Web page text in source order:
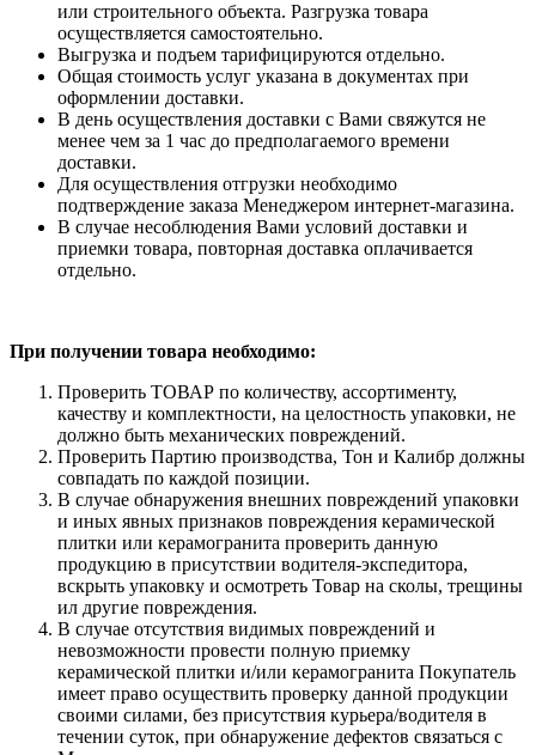
или строительного объекта. Разгрузка товара
осуществляется самостоятельно.
Выгрузка и подъем тарифицируются отдельно.
Общая стоимость услуг указана в документах при
оформлении доставки.
В день осуществления доставки с Вами свяжутся не
менее чем за 1 час до предполагаемого времени
доставки.
Для осуществления отгрузки необходимо
подтверждение заказа Менеджером интернет-магазина.
В случае несоблюдения Вами условий доставки и
приемки товара, повторная доставка оплачивается
отдельно.
При получении товара необходимо:
Проверить ТОВАР по количеству, ассортименту,
качеству и комплектности, на целостность упаковки, не
должно быть механических повреждений.
Проверить Партию производства, Тон и Калибр должны
совпадать по каждой позиции.
В случае обнаружения внешних повреждений упаковки
и иных явных признаков повреждения керамической
плитки или керамогранита проверить данную
продукцию в присутствии водителя-экспедитора,
вскрыть упаковку и осмотреть Товар на сколы, трещины
ил другие повреждения.
В случае отсутствия видимых повреждений и
невозможности провести полную приемку
керамической плитки и/или керамогранита Покупатель
имеет право осуществить проверку данной продукции
своими силами, без присутствия курьера/водителя в
течении суток, при обнаружение дефектов связаться с